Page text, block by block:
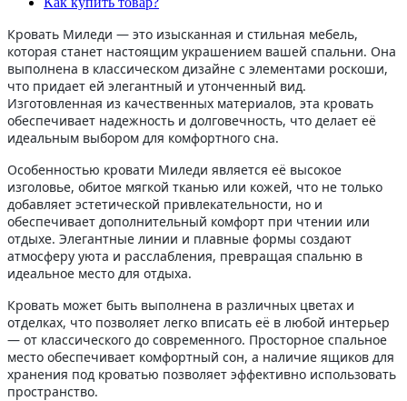
Кровать Миледи — это изысканная и стильная мебель,
которая станет настоящим украшением вашей спальни. Она
выполнена в классическом дизайне с элементами роскоши,
что придает ей элегантный и утонченный вид.
Изготовленная из качественных материалов, эта кровать
обеспечивает надежность и долговечность, что делает её
идеальным выбором для комфортного сна.
Особенностью кровати Миледи является её высокое
изголовье, обитое мягкой тканью или кожей, что не только
добавляет эстетической привлекательности, но и
обеспечивает дополнительный комфорт при чтении или
отдыхе. Элегантные линии и плавные формы создают
атмосферу уюта и расслабления, превращая спальню в
идеальное место для отдыха.
Кровать может быть выполнена в различных цветах и
отделках, что позволяет легко вписать её в любой интерьер
— от классического до современного. Просторное спальное
место обеспечивает комфортный сон, а наличие ящиков для
хранения под кроватью позволяет эффективно использовать
пространство.